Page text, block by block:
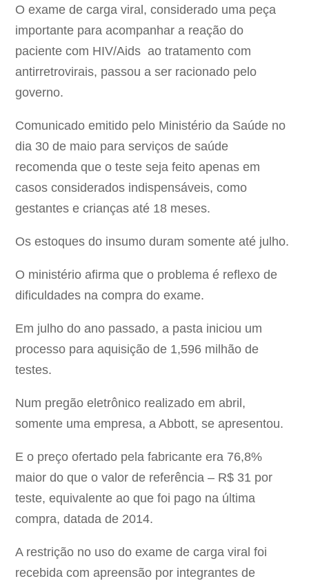
O exame de carga viral, considerado uma peça
importante para acompanhar a reação do
paciente com HIV/Aids ao tratamento com
antirretrovirais, passou a ser racionado pelo
governo.
Comunicado emitido pelo Ministério da Saúde no
dia 30 de maio para serviços de saúde
recomenda que o teste seja feito apenas em
casos considerados indispensáveis, como
gestantes e crianças até 18 meses.
Os estoques do insumo duram somente até julho.
O ministério afirma que o problema é reflexo de
dificuldades na compra do exame.
Em julho do ano passado, a pasta iniciou um
processo para aquisição de 1,596 milhão de
testes.
Num pregão eletrônico realizado em abril,
somente uma empresa, a Abbott, se apresentou.
E o preço ofertado pela fabricante era 76,8%
maior do que o valor de referência – R$ 31 por
teste, equivalente ao que foi pago na última
compra, datada de 2014.
A restrição no uso do exame de carga viral foi
recebida com apreensão por integrantes de